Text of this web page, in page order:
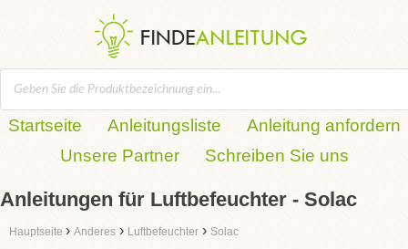
Startseite Anleitungsliste
Anleitung anfordern
Unsere Partner
Schreiben Sie uns
Anleitungen für Luftbefeuchter - Solac
Hauptseite › Anderes › Luftbefeuchter › Solac